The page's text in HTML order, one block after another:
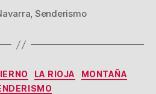
, Senderismo
Categorías
LA RIOJA
MONTAÑA